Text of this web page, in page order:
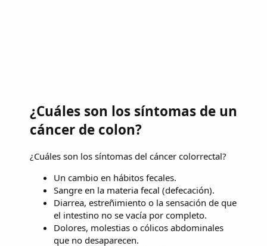
¿Cuáles son los síntomas de un
cáncer de colon?
¿Cuáles son los síntomas del cáncer colorrectal?
Un cambio en hábitos fecales.
Sangre en la materia fecal (defecación).
Diarrea, estreñimiento o la sensación de que
el intestino no se vacía por completo.
Dolores, molestias o cólicos abdominales
que no desaparecen.